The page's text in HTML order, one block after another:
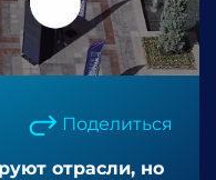
Поделиться
отрасли, но